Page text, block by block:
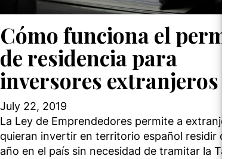
Cómo funciona el
de residencia para
inversores extranjeros
July 22, 2019
La Ley de Emprendedores permite a
quieran invertir en territorio español residir
año en el país sin necesidad de tramitar la